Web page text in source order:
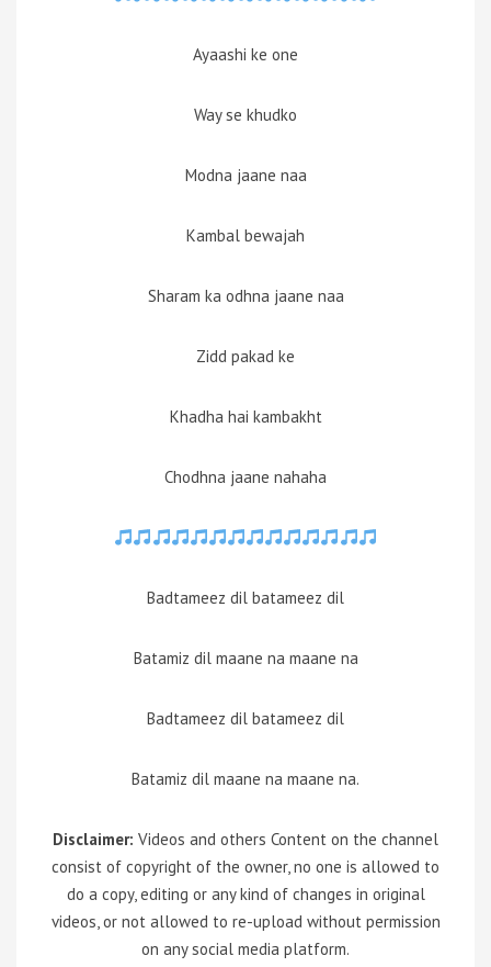
Ayaashi ke one
Way se khudko
Modna jaane naa
Kambal bewajah
Sharam ka odhna jaane naa
Zidd pakad ke
Khadha hai kambakht
Chodhna jaane nahaha
Badtameez dil batameez dil
Batamiz dil maane na maane na
Badtameez dil batameez dil
Batamiz dil maane na maane na.
Disclaimer: Videos and others Content on the channel
consist of copyright of the owner, no one is allowed to
do a copy, editing or any kind of changes in original
videos, or not allowed to re-upload without permission
on any social media platform.